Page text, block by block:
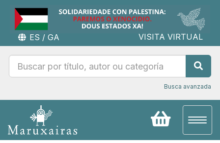
ES / GA VISITA VIRTUAL
Busca avanzada